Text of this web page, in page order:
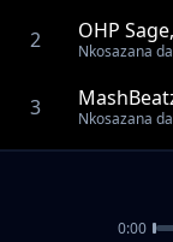
2 OHP
Nkosazana
3 Nkosazana
Shakes
Nkosazana
Filha de
0:00